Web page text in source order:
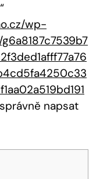
wp-
správně napsat